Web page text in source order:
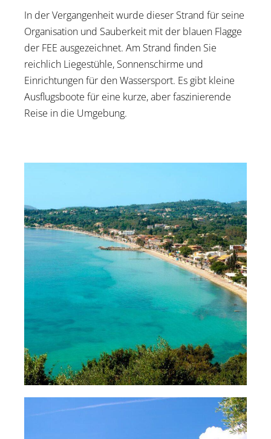
In der Vergangenheit wurde dieser Strand für seine
Organisation und Sauberkeit mit der blauen Flagge
der FEE ausgezeichnet. Am Strand finden Sie
reichlich Liegestühle, Sonnenschirme und
Einrichtungen für den Wassersport. Es gibt kleine
Ausflugsboote für eine kurze, aber faszinierende
Reise in die Umgebung.